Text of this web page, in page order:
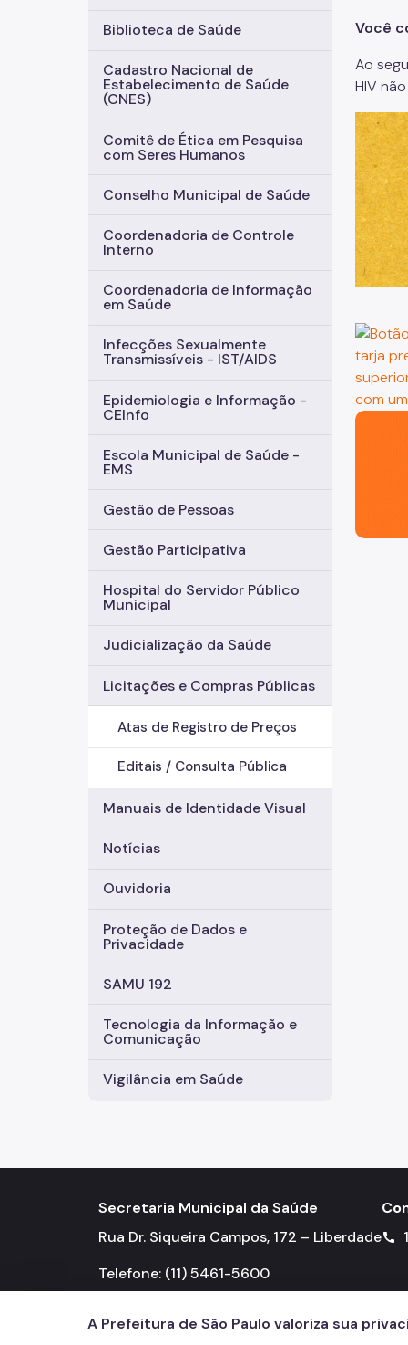
Biblioteca de Saúde
Cadastro Nacional de
Estabelecimento de Saúde
(CNES)
Comitê de Ética em Pesquisa
com Seres Humanos
Conselho Municipal de Saúde
Coordenadoria de Controle
Interno
Coordenadoria de Informação
em Saúde
Infecções Sexualmente
Transmissíveis - IST/AIDS
Epidemiologia e Informação -
CEInfo
Escola Municipal de Saúde -
EMS
Gestão de Pessoas
Gestão Participativa
Hospital do Servidor Público
Municipal
Judicialização da Saúde
Licitações e Compras Públicas
Atas de Registro de Preços
Editais / Consulta Pública
Manuais de Identidade Visual
Notícias
Ouvidoria
Proteção de Dados e
Privacidade
SAMU 192
Tecnologia da Informação e
Comunicação
Vigilância em Saúde
Você
Ao
HIV
São
Secretaria Municipal da Saúde
Rua Dr. Siqueira Campos, 172 – Liberdade
Telefone: (11) 5461-5600
call
A Prefeitura de São Paulo valoriza sua